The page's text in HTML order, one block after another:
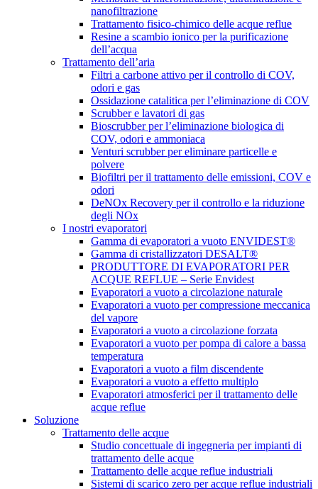
nanofiltrazione
Trattamento fisico-chimico delle acque reflue
Resine a scambio ionico per la purificazione
dell’acqua
Trattamento dell’aria
Filtri a carbone attivo per il controllo di COV,
odori e gas
Ossidazione catalitica per l’eliminazione di COV
Scrubber e lavatori di gas
Bioscrubber per l’eliminazione biologica di
COV, odori e ammoniaca
Venturi scrubber per eliminare particelle e
polvere
Biofiltri per il trattamento delle emissioni, COV e
odori
DeNOx Recovery per il controllo e la riduzione
degli NOx
I nostri evaporatori
Gamma di evaporatori a vuoto ENVIDEST®
Gamma di cristallizzatori DESALT®
PRODUTTORE DI EVAPORATORI PER
ACQUE REFLUE – Serie Envidest
Evaporatori a vuoto a circolazione naturale
Evaporatori a vuoto per compressione meccanica
del vapore
Evaporatori a vuoto a circolazione forzata
Evaporatori a vuoto per pompa di calore a bassa
temperatura
Evaporatori a vuoto a film discendente
Evaporatori a vuoto a effetto multiplo
Evaporatori atmosferici per il trattamento delle
acque reflue
Soluzione
Trattamento delle acque
Studio concettuale di ingegneria per impianti di
trattamento delle acque
Trattamento delle acque reflue industriali
Sistemi di scarico zero per acque reflue industriali